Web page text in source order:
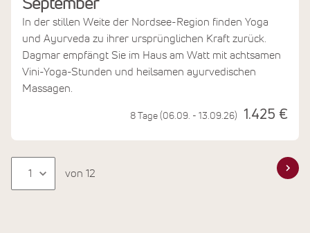
September
In der stillen Weite der Nordsee-Region finden Yoga
und Ayurveda zu ihrer ursprünglichen Kraft zurück.
Dagmar empfängt Sie im Haus am Watt mit achtsamen
Vini-Yoga-Stunden und heilsamen ayurvedischen
Massagen.
8 Tage (06.09. - 13.09.26) 1.425 €
von 12